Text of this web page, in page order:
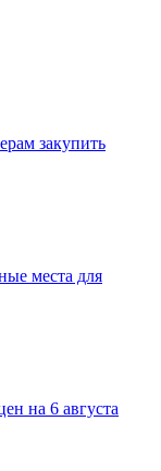
закупить
места для
на 6 августа